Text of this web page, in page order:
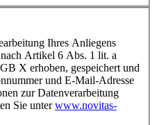
Ihres Anliegens
Artikel 6 Abs. 1 lit. a
X erhoben, gespeichert und
und E-Mail-Adresse
zur Datenverarbeitung
Sie unterwww.novitas-